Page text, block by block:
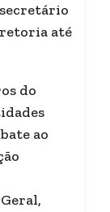
até
do
ao